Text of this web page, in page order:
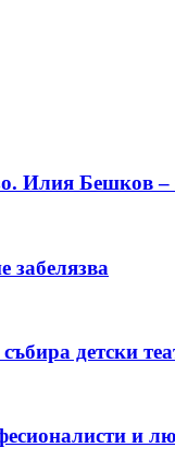
Илия Бешков
забелязва
детски
и